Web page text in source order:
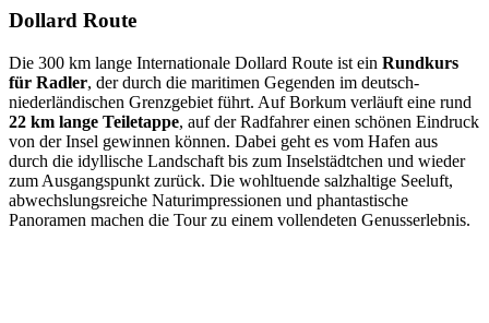
Dollard Route
Die 300 km lange Internationale Dollard Route ist ein Rundkurs
für Radler, der durch die maritimen Gegenden im deutsch-
niederländischen Grenzgebiet führt. Auf Borkum verläuft eine rund
22 km lange Teiletappe, auf der Radfahrer einen schönen Eindruck
von der Insel gewinnen können. Dabei geht es vom Hafen aus
durch die idyllische Landschaft bis zum Inselstädtchen und wieder
zum Ausgangspunkt zurück. Die wohltuende salzhaltige Seeluft,
abwechslungsreiche Naturimpressionen und phantastische
Panoramen machen die Tour zu einem vollendeten Genusserlebnis.